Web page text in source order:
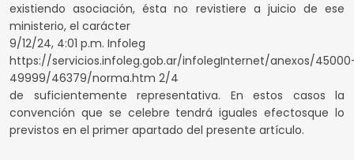
existiendo asociación, ésta no revistiere a juicio de ese
ministerio, el carácter
9/12/24, 4:01 p.m. Infoleg
https://servicios.infoleg.gob.ar/infolegInternet/anexos/
49999/46379/norma.htm 2/4
de suficientemente representativa. En estos casos la
convención que se celebre tendrá iguales efectosque lo
previstos en el primer apartado del presente artículo.